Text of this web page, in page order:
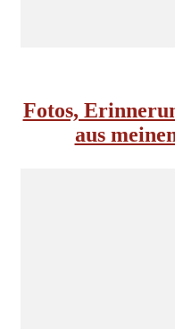
Fotos,
aus